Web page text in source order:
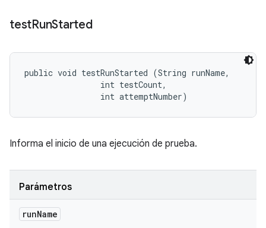
testRunStarted
public void testRunStarted (String runName,
                int testCount,
                int attemptNumber)
Informa el inicio de una ejecución de prueba.
Parámetros
runName